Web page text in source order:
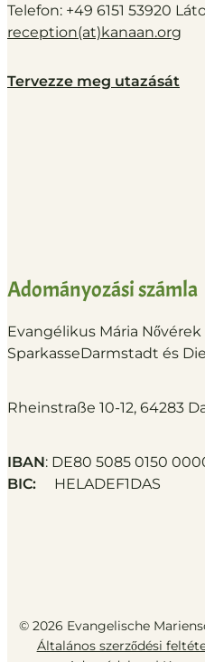
Telefon: +49 6151 53920
reception(at)kanaan.org
Tervezze meg utazását
Adományozási számla
Evangélikus Mária
SparkasseDarmstadt és
Rheinstraße 10-12, 64283
IBAN: DE80 5085 0150
BIC: HELADEF1DAS
© 2026 Evangelische
Általános szerződési